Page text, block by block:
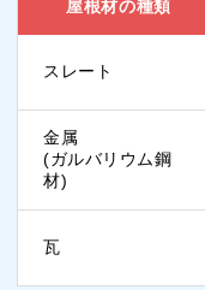
屋根材の種類
スレート
金属
(ガルバリウム鋼
材)
瓦